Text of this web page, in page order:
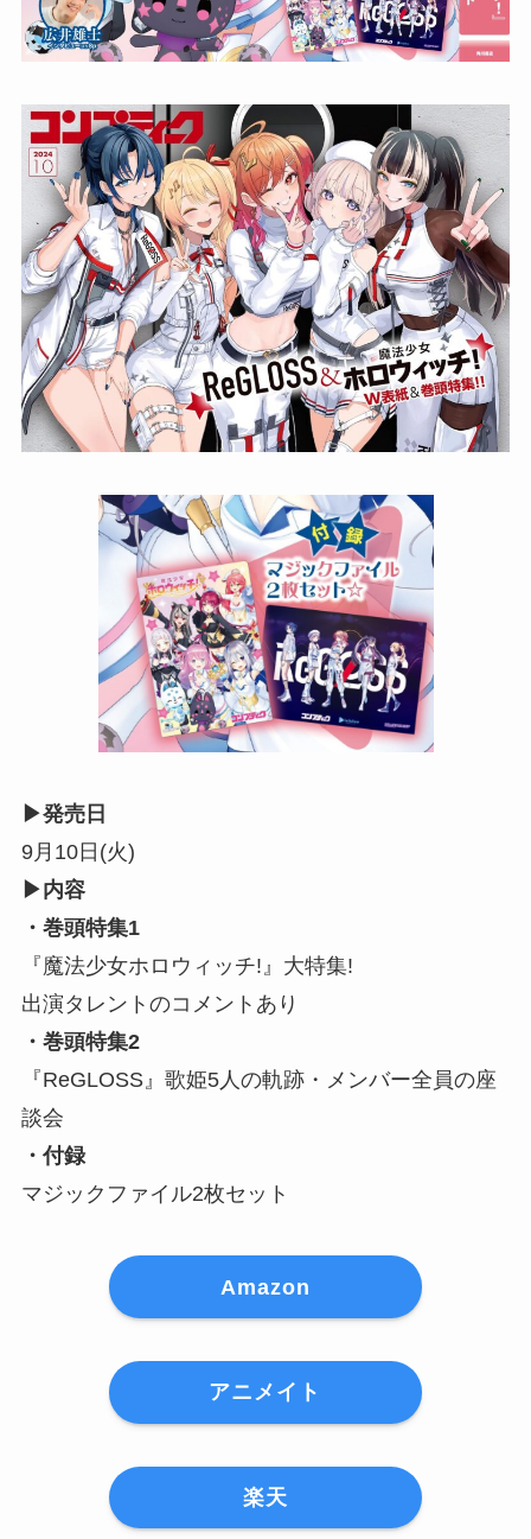
▶︎発売日
9月10日(火)
▶︎内容
・巻頭特集1
『魔法少女ホロウィッチ!』大特集!
出演タレントのコメントあり
・巻頭特集2
『ReGLOSS』歌姫5人の軌跡・メンバー全員の座
談会
・付録
マジックファイル2枚セット
Amazon
アニメイト
楽天